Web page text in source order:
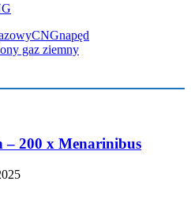
CNGnapęd
gaz ziemny
– 200 x Menarinibus